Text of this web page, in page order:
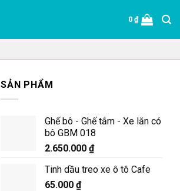
0₫
SẢN PHẨM
Ghế bô - Ghế tắm - Xe lăn có
bô GBM 018
2.650.000 ₫
Tinh dầu treo xe ô tô Cafe
65.000 ₫